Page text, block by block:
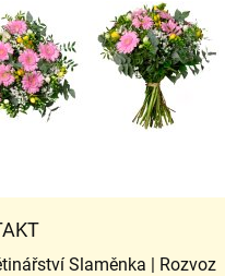
Slaměnka | Rozvoz